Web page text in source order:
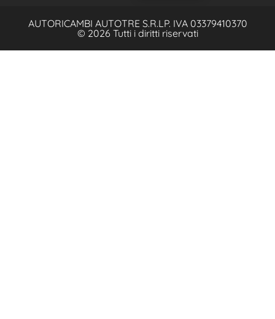
AUTORICAMBI AUTOTRE S.R.LP. IVA 03379410370
© 2026 Tutti i diritti riservati